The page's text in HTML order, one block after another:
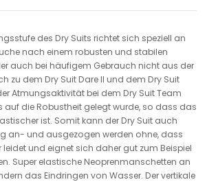
des Dry Suits richtet sich speziell an
nach einem robusten und stabilen
auch bei häufigem Gebrauch nicht aus der
zu dem Dry Suit Dare II und dem Dry Suit
Atmungsaktivität bei dem Dry Suit Team
auf die Robustheit gelegt wurde, so dass das
ist. Somit kann der Dry Suit auch
an- und ausgezogen werden ohne, dass
und eignet sich daher gut zum Beispiel
Super elastische Neoprenmanschetten an
das Eindringen von Wasser. Der vertikale